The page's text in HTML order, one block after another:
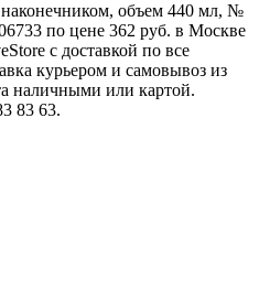
объем 440 мл, №
по цене 362 руб. в Москве
с доставкой по все
курьером и самовывоз из
наличными или картой.
83 63.